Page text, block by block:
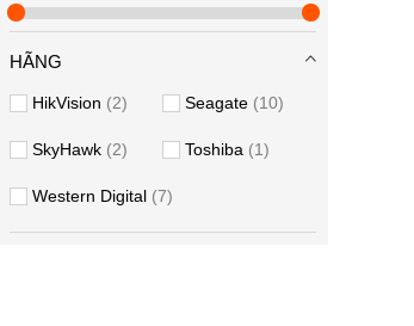
HÃNG
HikVision 2 Seagate 10
SkyHawk 2 Toshiba 1
Western Digital 7